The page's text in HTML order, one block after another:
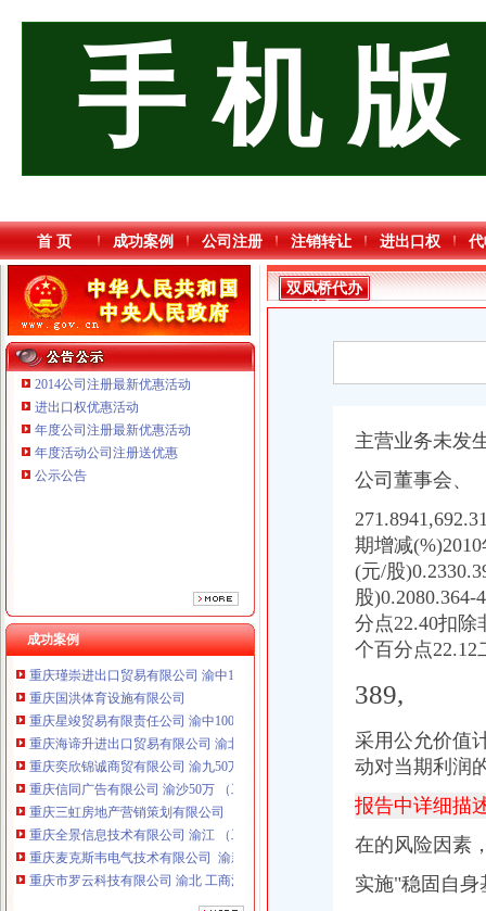
手 机 版
首 页 成功案例 公司注册 注销转让 进出口权
2014公司注册最新优惠活动
进出口权优惠活动
年度公司注册最新优惠活动
年度活动公司注册送优惠
公示公告
成功案例
重庆星竣贸易有限责任公司 渝中100万 （进出口权）
重庆海谛升进出口贸易有限公司 渝北100万 （进出口权）
重庆奕欣锦诚商贸有限公司 渝九50万 （工商注册）
重庆信同广告有限公司 渝沙50万 （工商注册）
重庆三虹房地产营销策划有限公司
重庆全景信息技术有限公司 渝江 （工商注册）
重庆麦克斯韦电气技术有限公司 渝新 （工商注册）
重庆市罗云科技有限公司 渝北 工商注册
重庆科米克商贸有限责任公司 渝北50万 （工商注册）
重庆瑾崇进出口贸易有限公司 渝中100万 （进出口权）
双凤桥代办
执照
主营业务未发
公司董事会、
期增减
(元/股
股
分点22.40扣除
个百分点
389,
采用公允价值
动对当期利润
报告中详细描
在的风险因素
实施"稳固自身